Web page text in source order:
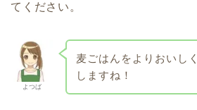
てください。
よつば
麦ごはんをよりおいし
しますね！